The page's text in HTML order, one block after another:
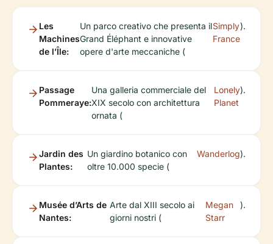
Les
Machines
de l’Île:
Un parco creativo che presenta il
Grand Éléphant e innovative
opere d'arte meccaniche (
Simply
France
).
Passage
Pommeraye:
Una galleria commerciale del
XIX secolo con architettura
ornata (
Lonely
Planet
).
Jardin des
Plantes:
Un giardino botanico con
oltre 10.000 specie (
Wanderlog).
Musée d’Arts de
Nantes:
Arte dal XIII secolo ai
giorni nostri (
Megan
Starr
).